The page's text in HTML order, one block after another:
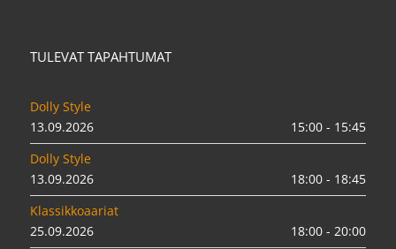
TULEVAT TAPAHTUMAT
Dolly Style
13.09.2026
15:00 - 15:45
Dolly Style
13.09.2026
18:00 - 18:45
Klassikkoaariat
25.09.2026
18:00 - 20:00